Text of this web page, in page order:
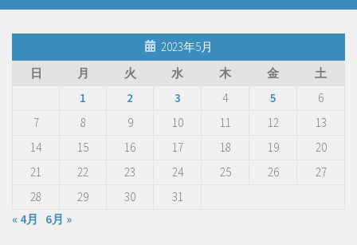
2023年5月
日
月 火 水 木 金
土
1
2 3 4 5
6
7
8 9 10 11 12
13
14
15 16 17 18 19
20
21
22 23 24 25 26
27
28
29 30
31
« 4月
6月 »